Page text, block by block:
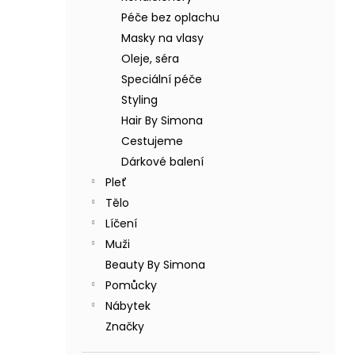
Péče bez oplachu
Masky na vlasy
Oleje, séra
Speciální péče
Styling
Hair By Simona
Cestujeme
Dárkové balení
Pleť
Tělo
Líčení
Muži
Beauty By Simona
Pomůcky
Nábytek
Značky
BODY BY SIMONA BANÁN ORGANICKÉ
RUČNĚ VYRÁBĚNÉ BAMBUCKÉ MÁSLO
200ML
749 Kč